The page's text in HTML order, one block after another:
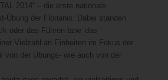
2014“ – die erste nationale
Übung der Florianis. Dabei standen
oder das Führen bzw. das
Vielzahl an Einheiten im Fokus der
von der Übungs- wie auch von der